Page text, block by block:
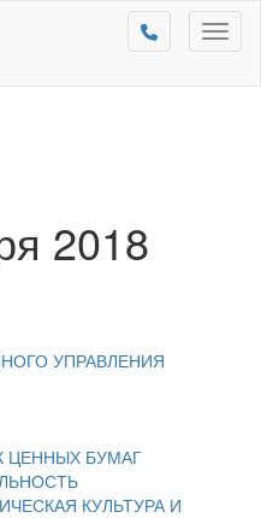
2018
УПРАВЛЕНИЯ
ЦЕННЫХ БУМАГ
КУЛЬТУРА И